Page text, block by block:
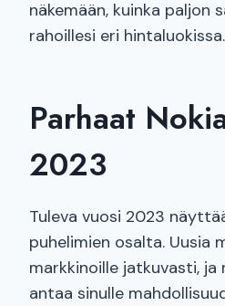
näkemään, kuinka paljon
rahoillesi eri hintaluokissa.
Parhaat
2023
Tuleva vuosi 2023
puhelimien osalta. Uusia
markkinoille jatkuvasti,
antaa sinulle